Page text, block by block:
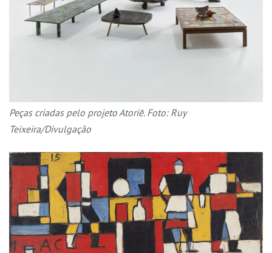
Peças criadas pelo projeto Atoriē. Foto: Ruy
Teixeira/Divulgação